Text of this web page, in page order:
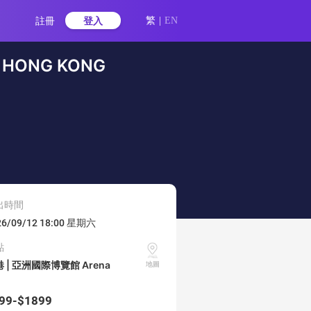
註冊 登入 繁 EN
KONG
時間
09/12 18:00 星期六
| 亞洲國際博覽館 Arena 地圖
$1899